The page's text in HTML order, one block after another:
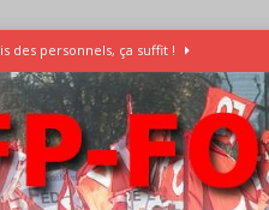
des personnels, ça suffit !
travail dans les écoles AESH
Dr Abu Safyia – pour la Palestine